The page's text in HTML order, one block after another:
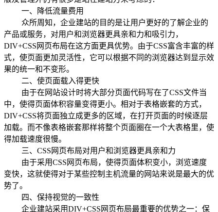
一、降低流量费用
众所周知，企业建站的目的是让用户更好的了解企业的
产品或服务，对用户和浏览器更具亲和力和吸引力，
DIV+CSS网页布局在这方面更具优势。由于CSS富含丰富的样
式，使页面更加灵活性，它可以根据不同的浏览器达到显示效
果的统一和不变形。
二、使页面载入得更快
由于在网站设计时将大部分页面代码写在了CSS文件当
中，使得页面体积容量变得更小。相对于表格嵌套的方式，
DIV+CSS将页面独立成更多的区域，在打开页面的时候逐层
加载。而不像表格嵌套那样将整个页面圈在一个大表格里，使
得加载速度很慢。
三、CSS网页布局对用户和浏览器更具亲和力
由于采用CSS网页布局，使得页面体积变小，浏览速度
变快，这就使得对于某些控制主机流量的网站来说是最大的优
势了。
四、保持视觉的一致性
企业建站采用DIV+CSS网页布局最重要的优势之一：保